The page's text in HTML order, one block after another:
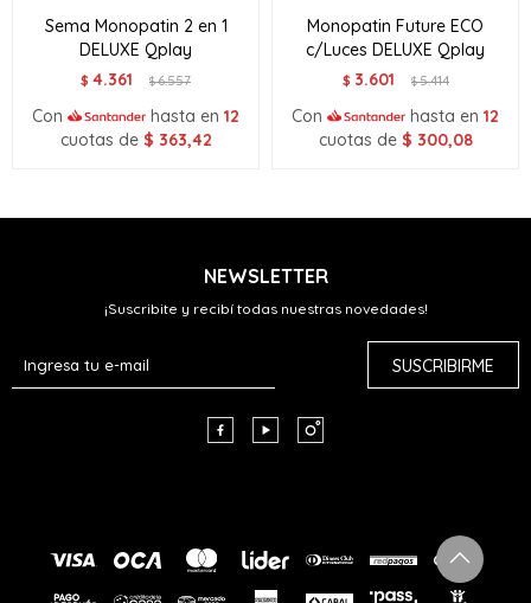
Sema Monopatin 2 en 1
DELUXE Qplay
$ 4.361 $6.557
Con hasta en 12
cuotas de $ 363,42
Monopatin Future ECO
c/Luces DELUXE Qplay
$ 3.601 $5.414
Con hasta en 12
cuotas de $ 300,08
NEWSLETTER
¡Suscribite y recibí todas nuestras novedades!
SUSCRIBIRME
  